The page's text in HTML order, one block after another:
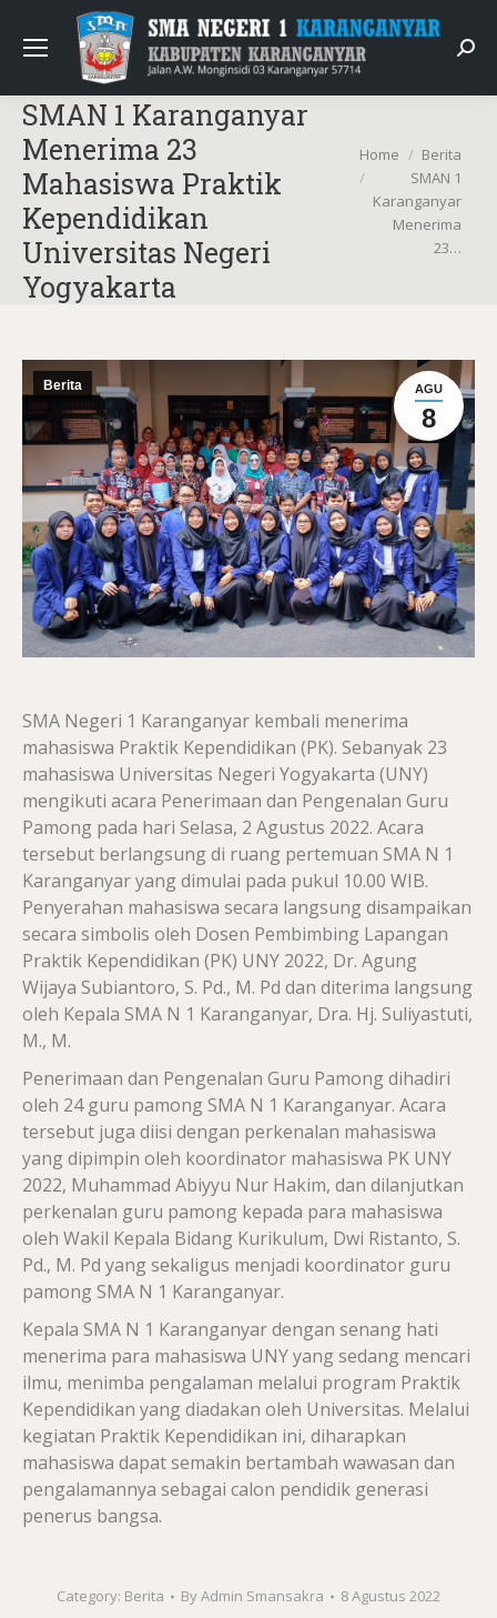
SMAN 1 Karanganyar
Menerima 23
Mahasiswa Praktik
Kependidikan
Universitas Negeri
Yogyakarta
You are here:
Home
Berita
SMAN 1
Karanganyar
Menerima
23…
AGU
8
Berita
SMA Negeri 1 Karanganyar kembali menerima
mahasiswa Praktik Kependidikan (PK). Sebanyak 23
mahasiswa Universitas Negeri Yogyakarta (UNY)
mengikuti acara Penerimaan dan Pengenalan Guru
Pamong pada hari Selasa, 2 Agustus 2022. Acara
tersebut berlangsung di ruang pertemuan SMA N 1
Karanganyar yang dimulai pada pukul 10.00 WIB.
Penyerahan mahasiswa secara langsung disampaikan
secara simbolis oleh Dosen Pembimbing Lapangan
Praktik Kependidikan (PK) UNY 2022, Dr. Agung
Wijaya Subiantoro, S. Pd., M. Pd dan diterima langsung
oleh Kepala SMA N 1 Karanganyar, Dra. Hj. Suliyastuti,
M., M.
Penerimaan dan Pengenalan Guru Pamong dihadiri
oleh 24 guru pamong SMA N 1 Karanganyar. Acara
tersebut juga diisi dengan perkenalan mahasiswa
yang dipimpin oleh koordinator mahasiswa PK UNY
2022, Muhammad Abiyyu Nur Hakim, dan dilanjutkan
perkenalan guru pamong kepada para mahasiswa
oleh Wakil Kepala Bidang Kurikulum, Dwi Ristanto, S.
Pd., M. Pd yang sekaligus menjadi koordinator guru
pamong SMA N 1 Karanganyar.
Kepala SMA N 1 Karanganyar dengan senang hati
menerima para mahasiswa UNY yang sedang mencari
ilmu, menimba pengalaman melalui program Praktik
Kependidikan yang diadakan oleh Universitas. Melalui
kegiatan Praktik Kependidikan ini, diharapkan
mahasiswa dapat semakin bertambah wawasan dan
pengalamannya sebagai calon pendidik generasi
penerus bangsa.
Category: Berita ByAdmin Smansakra 8 Agustus 2022